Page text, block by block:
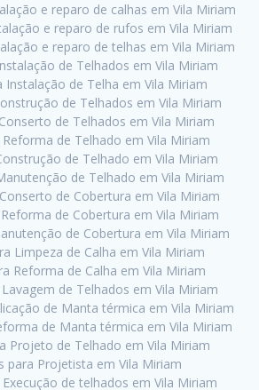
e reparo de calhas em Vila Miriam
e reparo de rufos em Vila Miriam
e reparo de telhas em Vila Miriam
de Telhados em Vila Miriam
Instalação de Telha em Vila Miriam
de Telhados em Vila Miriam
de Telhados em Vila Miriam
de Telhado em Vila Miriam
de Telhado em Vila Miriam
de Telhado em Vila Miriam
de Cobertura em Vila Miriam
de Cobertura em Vila Miriam
de Cobertura em Vila Miriam
Limpeza de Calha em Vila Miriam
Reforma de Calha em Vila Miriam
de Telhados em Vila Miriam
de Manta térmica em Vila Miriam
de Manta térmica em Vila Miriam
Projeto de Telhado em Vila Miriam
para Projetista em Vila Miriam
de telhados em Vila Miriam